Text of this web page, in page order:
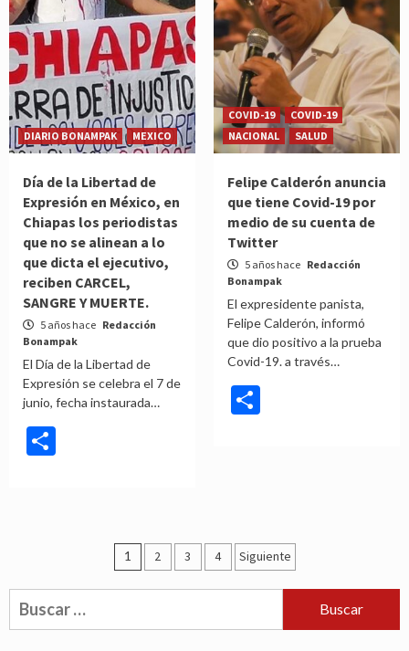
DIARIO BONAMPAK MEXICO
Día de la Libertad de
Expresión en México, en
Chiapas los periodistas
que no se alinean a lo
que dicta el ejecutivo,
reciben CARCEL,
SANGRE Y MUERTE.
5 años hace Redacción
Bonampak
El Día de la Libertad de
Expresión se celebra el 7 de
junio, fecha instaurada…
COVID-19
COVID-19
NACIONAL
SALUD
Felipe Calderón anuncia
que tiene Covid-19 por
medio de su cuenta de
Twitter
5 años hace Redacción
Bonampak
El expresidente panista,
Felipe Calderón, informó
que dio positivo a la prueba
Covid-19. a través…
Navegación
de
1 2 3 4 Siguiente
Buscar: